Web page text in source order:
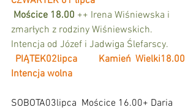
Mościce 18.00 ++ Irena Wiśniewska i
zmarłych z rodziny Wiśniewskich.
Intencja od Józef i Jadwiga Ślefarscy.
PIĄTEK02lipca
Kamień Wielki18.00
Intencja wolna
SOBOTA03lipca  Mościce 16.00+ Daria